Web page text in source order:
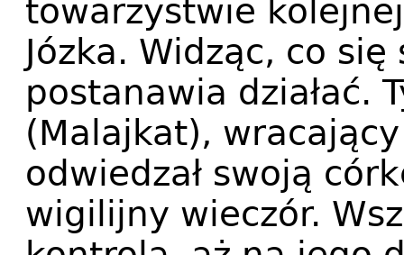
towarzystwie
Józka. Widząc, co
postanawia działać.
(Malajkat),
odwiedzał swoją
wigilijny wieczór.